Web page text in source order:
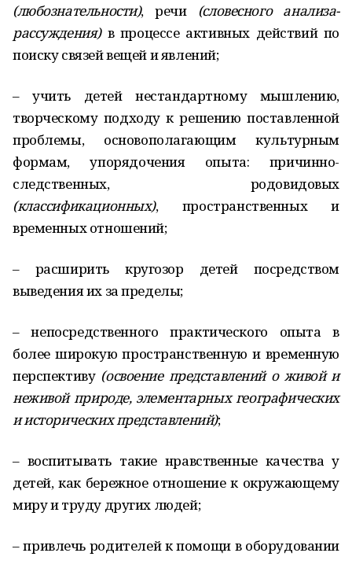
(любознательности), речи (словесного анализа-
рассуждения)в процессе активных действий по
поиску связей вещей и явлений;
– учить детей нестандартному мышлению,
творческому подходу к решению поставленной
проблемы, основополагающим культурным
формам, упорядочения опыта: причинно-
следственных, родовидовых
(классификационных), пространственных и
временных отношений;
– расширить кругозор детей посредством
выведения их за пределы;
– непосредственного практического опыта в
более широкую пространственную и временную
перспективу (освоение представлений о живой и
неживой природе, элементарных географических
и исторических представлений);
– воспитывать такие нравственные качества у
детей, как бережное отношение к окружающему
миру и труду других людей;
– привлечь родителей к помощи в оборудовании